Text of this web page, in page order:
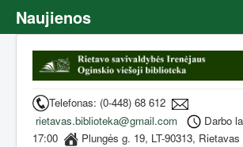
Telefonas: (0-448) 68 612
rietavas.biblioteka@gmail.com
Darbo
17:00
Plungės g. 19, LT-
Naujienos